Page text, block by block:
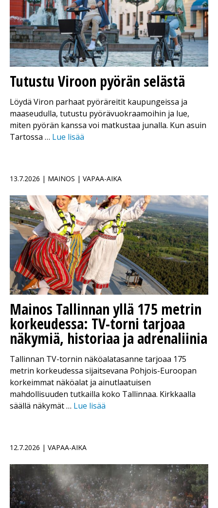
Tutustu Viroon pyörän selästä
Löydä Viron parhaat pyöräreitit kaupungeissa ja
maaseudulla, tutustu pyörävuokraamoihin ja lue,
miten pyörän kanssa voi matkustaa junalla. Kun asuin
Tartossa … Lue lisää
13.7.2026 | MAINOS | VAPAA-AIKA
Mainos Tallinnan yllä 175 metrin
korkeudessa: TV-torni tarjoaa
näkymiä, historiaa ja adrenaliinia
Tallinnan TV-tornin näköalatasanne tarjoaa 175
metrin korkeudessa sijaitsevana Pohjois-Euroopan
korkeimmat näköalat ja ainutlaatuisen
mahdollisuuden tutkailla koko Tallinnaa. Kirkkaalla
säällä näkymät … Lue lisää
12.7.2026 | VAPAA-AIKA